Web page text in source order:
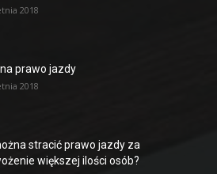
2018
prawo jazdy
2018
stracić prawo jazdy za
większej ilości osób?